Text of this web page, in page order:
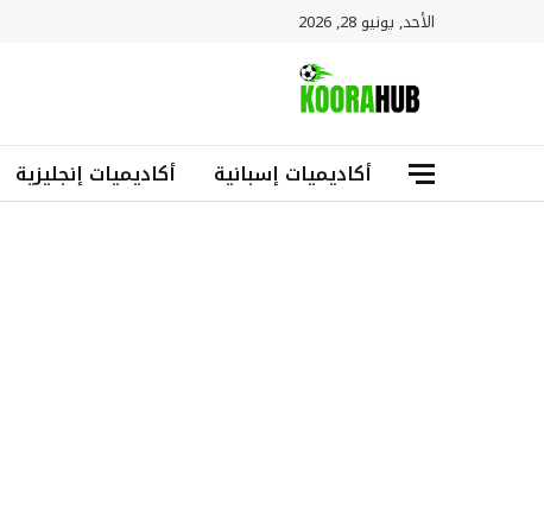
الأحد, يونيو 28, 2026
أكاديميات إسبانية أكاديميات إنجليزية